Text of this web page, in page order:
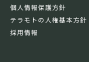
個人情報保護方針
テラモトの人権基本方針
採用情報